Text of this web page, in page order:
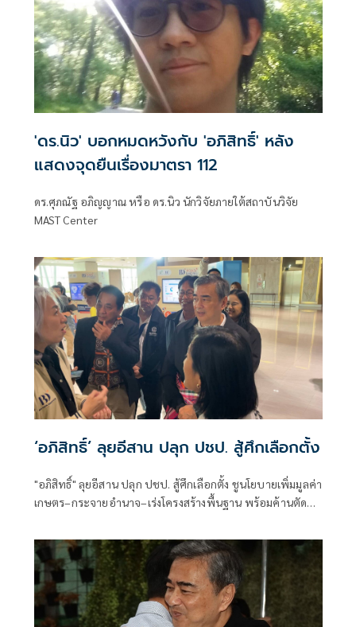
'ดร.นิว' บอกหมดหวังกับ 'อภิสิทธิ์' หลัง
แสดงจุดยืนเรื่องมาตรา 112
ดร.ศุภณัฐ อภิญญาณ หรือ ดร.นิว นักวิจัยภายใต้สถาบันวิจัย
MAST Center
‘อภิสิทธิ์’ ลุยอีสาน ปลุก ปชป. สู้ศึกเลือกตั้ง
"อภิสิทธิ์" ลุยอีสาน ปลุก ปชป. สู้ศึกเลือกตั้ง ชูนโยบายเพิ่มมูลค่า
เกษตร–กระจายอำนาจ–เร่งโครงสร้างพื้นฐาน พร้อมค้านตัด